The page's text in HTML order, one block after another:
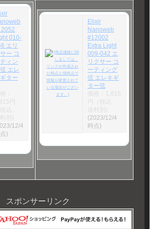
010-
エリ
ー コ
ィン
エレ
ター
格：
円
税込、
12/4
)
Elixir
Nanoweb
#12002
Extra Light
009-042 エ
リクサー コ
ーティング
弦 エレキギ
ター弦
価格：1,815
円（税込、
(2023/12/4
時点)
スポンサーリンク